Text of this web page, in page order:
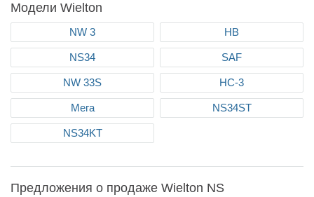
Модели Wielton
NW 3 НВ
NS34 SAF
NW 33S НС-3
Мега NS34ST
NS34KT
Предложения о продаже Wielton NS